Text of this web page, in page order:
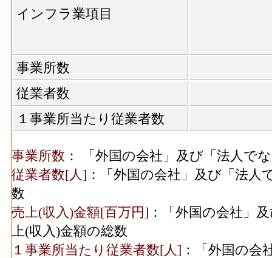
インフラ業項目
事業所数
従業者数
１事業所当たり従業者数
事業所数 ： 「外国の会社」及び「法人で
従業者数[人] ：「外国の会社」及び「法
数
売上(収入)金額[百万円] ：「外国の会社」
上(収入)金額の総数
１事業所当たり従業者数[人] ：「外国の会